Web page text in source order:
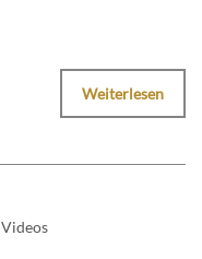
Weiterlesen
Videos